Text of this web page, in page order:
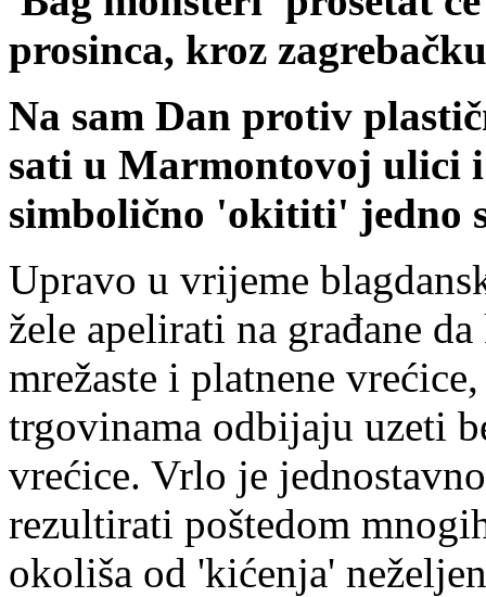
prosinca, kroz
Na sam Dan protiv
sati u Marmontovoj ulici
simbolično 'okititi' jedno
Upravo u vrijeme
žele apelirati na građane
mrežaste i platnene
trgovinama odbijaju uzeti
vrećice. Vrlo je
rezultirati poštedom
okoliša od 'kićenja'